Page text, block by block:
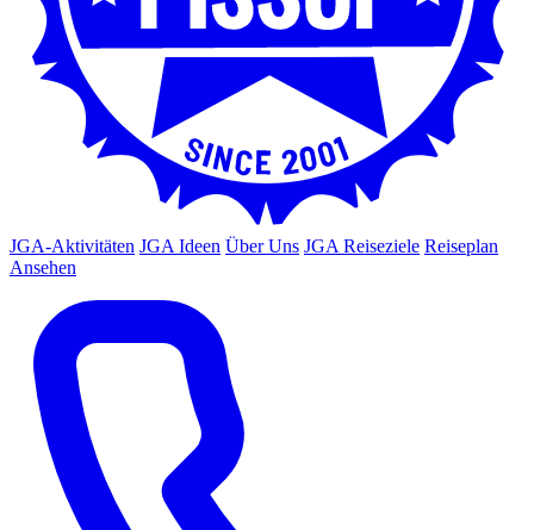
JGA-Aktivitäten JGA Ideen Über Uns JGA Reiseziele Reiseplan
Ansehen